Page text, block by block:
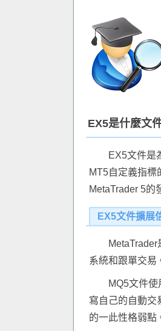
EX5是什麼文
EX5文件是
MT5自定義指標
MetaTrader 5的
EX5文件擴展
系統和跟單交易
MQ5文件
寫自己的自動交
的一此性格弱點